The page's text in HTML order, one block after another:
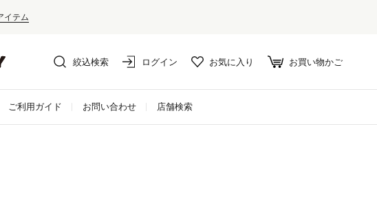
絞込検索 ログイン お気に入り お買い物かご
ご利用ガイド お問い合わせ 店舗検索